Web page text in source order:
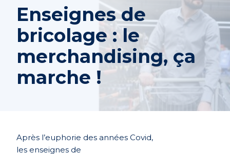
Enseignes de
bricolage : le
merchandising, ça
marche !
Après l’euphorie des années Covid,
les enseignes de